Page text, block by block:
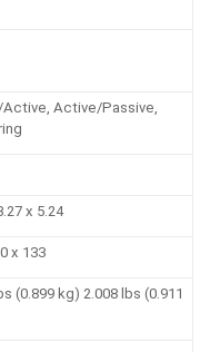
Active/Passive,
x 5.24
x 133
(0.899 kg) 2.008 lbs (0.911